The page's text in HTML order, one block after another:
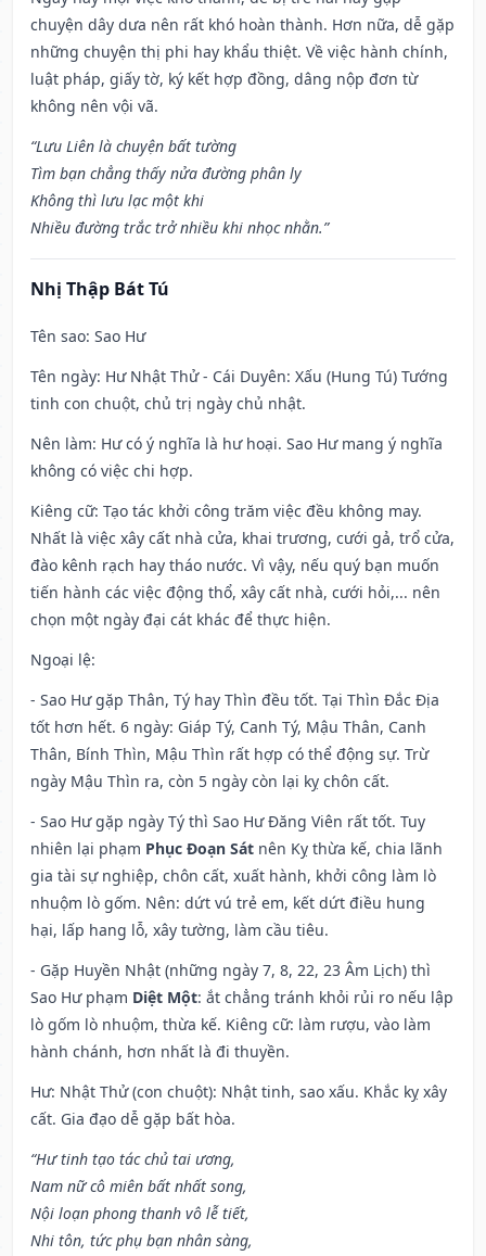
chuyện dây dưa nên rất khó hoàn thành. Hơn nữa, dễ gặp
những chuyện thị phi hay khẩu thiệt. Về việc hành chính,
luật pháp, giấy tờ, ký kết hợp đồng, dâng nộp đơn từ
không nên vội vã.
“Lưu Liên là chuyện bất tường
Tìm bạn chẳng thấy nửa đường phân ly
Không thì lưu lạc một khi
Nhiều đường trắc trở nhiều khi nhọc nhằn.”
Nhị Thập Bát Tú
Tên sao: Sao Hư
Tên ngày: Hư Nhật Thử - Cái Duyên: Xấu (Hung Tú) Tướng
tinh con chuột, chủ trị ngày chủ nhật.
Nên làm: Hư có ý nghĩa là hư hoại. Sao Hư mang ý nghĩa
không có việc chi hợp.
Kiêng cữ: Tạo tác khởi công trăm việc đều không may.
Nhất là việc xây cất nhà cửa, khai trương, cưới gả, trổ cửa,
đào kênh rạch hay tháo nước. Vì vậy, nếu quý bạn muốn
tiến hành các việc động thổ, xây cất nhà, cưới hỏi,... nên
chọn một ngày đại cát khác để thực hiện.
Ngoại lệ:
- Sao Hư gặp Thân, Tý hay Thìn đều tốt. Tại Thìn Đắc Địa
tốt hơn hết. 6 ngày: Giáp Tý, Canh Tý, Mậu Thân, Canh
Thân, Bính Thìn, Mậu Thìn rất hợp có thể động sự. Trừ
ngày Mậu Thìn ra, còn 5 ngày còn lại kỵ chôn cất.
- Sao Hư gặp ngày Tý thì Sao Hư Đăng Viên rất tốt. Tuy
nhiên lại phạm Phục Đoạn Sát nên Kỵ thừa kế, chia lãnh
gia tài sự nghiệp, chôn cất, xuất hành, khởi công làm lò
nhuộm lò gốm. Nên: dứt vú trẻ em, kết dứt điều hung
hại, lấp hang lỗ, xây tường, làm cầu tiêu.
- Gặp Huyền Nhật (những ngày 7, 8, 22, 23 Âm Lịch) thì
Sao Hư phạm Diệt Một: ắt chẳng tránh khỏi rủi ro nếu lập
lò gốm lò nhuộm, thừa kế. Kiêng cữ: làm rượu, vào làm
hành chánh, hơn nhất là đi thuyền.
Hư: Nhật Thử (con chuột): Nhật tinh, sao xấu. Khắc kỵ xây
cất. Gia đạo dễ gặp bất hòa.
“Hư tinh tạo tác chủ tai ương,
Nam nữ cô miên bất nhất song,
Nội loạn phong thanh vô lễ tiết,
Nhi tôn, tức phụ bạn nhân sàng,